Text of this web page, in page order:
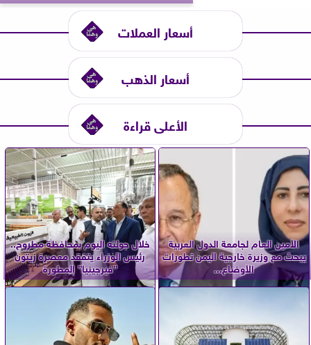
أسعار العملات
أسعار الذهب
الأعلى قراءة
الأمين العام لجامعة الدول العربية
يبحث مع وزيرة خارجية اليمن تطورات
الأوضاع...
خلال جولته اليوم بمحافظة مطروح..
رئيس الوزراء يتفقد معصرة زيتون
”فيرجينيا” المطورة